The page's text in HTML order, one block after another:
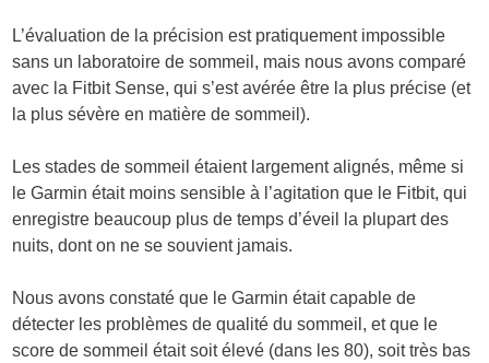
L’évaluation de la précision est pratiquement impossible
sans un laboratoire de sommeil, mais nous avons comparé
avec la Fitbit Sense, qui s’est avérée être la plus précise (et
la plus sévère en matière de sommeil).
Les stades de sommeil étaient largement alignés, même si
le Garmin était moins sensible à l’agitation que le Fitbit, qui
enregistre beaucoup plus de temps d’éveil la plupart des
nuits, dont on ne se souvient jamais.
Nous avons constaté que le Garmin était capable de
détecter les problèmes de qualité du sommeil, et que le
score de sommeil était soit élevé (dans les 80), soit très bas